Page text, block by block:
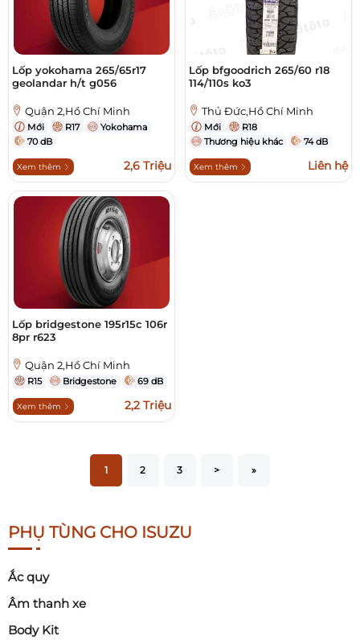
Lốp yokohama 265/65r17
geolandar h/t g056
Quận 2,Hồ Chí Minh
Mới R17
Yokohama
70 dB
Xem thêm 2,6 Triệu
Lốp bfgoodrich 265/60 r18
114/110s ko3
Thủ Đức,Hồ Chí Minh
Mới
R18
Thương hiệu khác
74 dB
Xem thêm Liên hệ
Lốp bridgestone 195r15c 106r
8pr r623
Quận 2,Hồ Chí Minh
R15 Bridgestone 69 dB
Xem thêm 2,2 Triệu
1 2 3 > »
PHỤ TÙNG CHO ISUZU
Ắc quy
Âm thanh xe
Body Kit